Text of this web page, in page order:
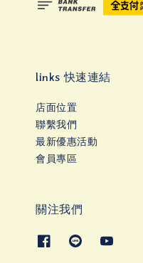
links 快速連結
店面位置
聯繫我們
最新優惠活動
會員專區
關注我們